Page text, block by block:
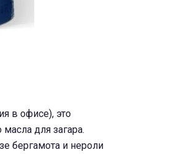
в офисе), это
для загара.
бергамота и нероли